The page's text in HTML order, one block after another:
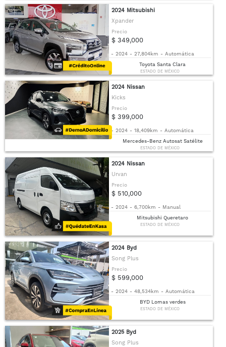
2024 Mitsubishi
Xpander
Precio
$ 349,000
- 2024 - 27,804km - Automática
Toyota Santa Clara
ESTADO DE MÉXICO
2024 Nissan
Kicks
Precio
$ 399,000
- 2024 - 18,409km - Automática
Mercedes-Benz Autosat Satélite
ESTADO DE MÉXICO
2024 Nissan
Urvan
Precio
$ 510,000
- 2024 - 6,700km - Manual
Mitsubishi Queretaro
ESTADO DE MÉXICO
2024 Byd
Song Plus
Precio
$ 599,000
- 2024 - 48,534km - Automática
BYD Lomas verdes
ESTADO DE MÉXICO
2025 Byd
Song Plus